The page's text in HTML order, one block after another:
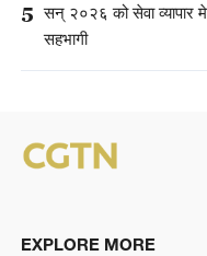
5 सन् २०२६ को सेवा व्यापार
सहभागी
EXPLORE MORE